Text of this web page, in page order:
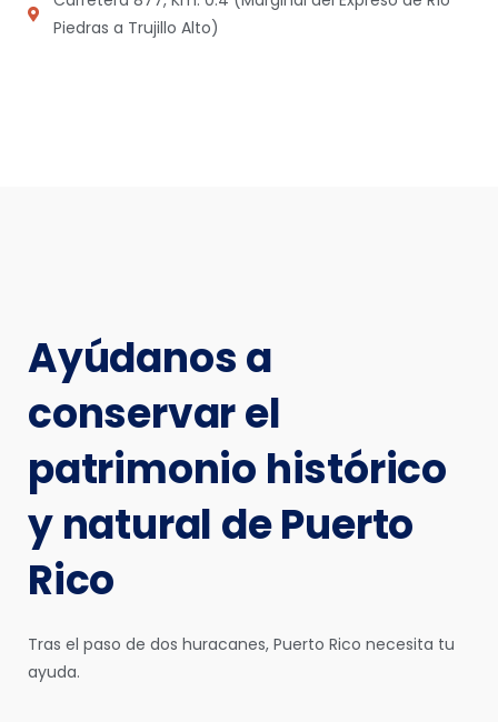
Piedras a Trujillo Alto)
Ayúdanos a
conservar el
patrimonio histórico
y natural de Puerto
Rico
Tras el paso de dos huracanes, Puerto Rico necesita tu
ayuda.